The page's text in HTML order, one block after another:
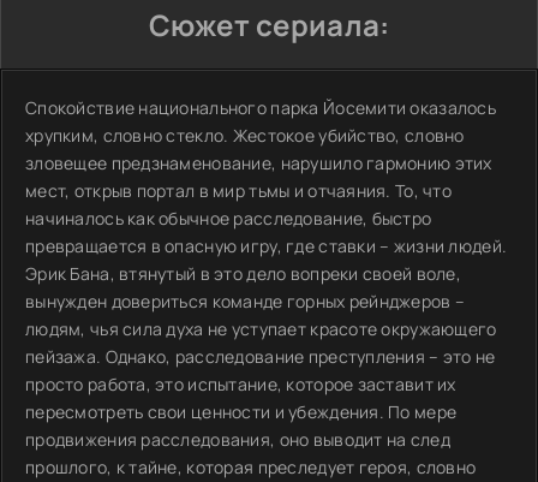
Сюжет сериала:
Спокойствие национального парка Йосемити оказалось
хрупким, словно стекло. Жестокое убийство, словно
зловещее предзнаменование, нарушило гармонию этих
мест, открыв портал в мир тьмы и отчаяния. То, что
начиналось как обычное расследование, быстро
превращается в опасную игру, где ставки – жизни людей.
Эрик Бана, втянутый в это дело вопреки своей воле,
вынужден довериться команде горных рейнджеров –
людям, чья сила духа не уступает красоте окружающего
пейзажа. Однако, расследование преступления – это не
просто работа, это испытание, которое заставит их
пересмотреть свои ценности и убеждения. По мере
продвижения расследования, оно выводит на след
прошлого, к тайне, которая преследует героя, словно